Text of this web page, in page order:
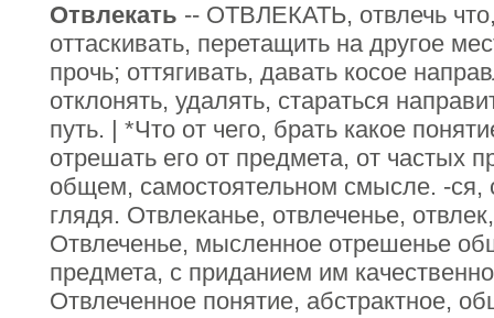
Отвлекать -- ОТВЛЕКАТЬ, отвлечь
оттаскивать, перетащить на другое
прочь; оттягивать, давать косое
отклонять, удалять, стараться
путь. | *Что от чего, брать какое
отрешать его от предмета, от частых
общем, самостоятельном смысле. -ся,
глядя. Отвлеканье, отвлеченье,
Отвлеченье, мысленное отрешенье
предмета, с приданием им
Отвлеченное понятие, абстрактное,